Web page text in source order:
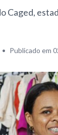
Caged,
• Publicado em